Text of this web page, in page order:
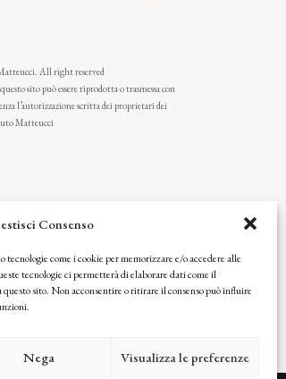
Consenso
come i cookie per memorizzare e/o accedere alle
tecnologie ci permetterà di elaborare dati come il
sito. Non acconsentire o ritirare il consenso può influire
Nega Visualizza le preferenze
All right reserved
sito può essere riprodotta o trasmessa con
l’autorizzazione scritta dei proprietari dei
Matteucci